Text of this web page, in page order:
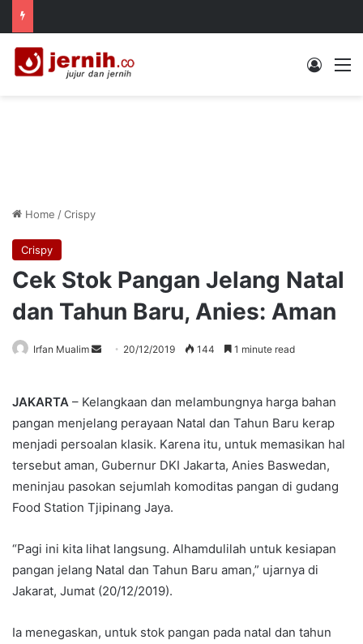
Log In
Home /Crispy
Crispy
Cek Stok Pangan Jelang Natal
dan Tahun Baru, Anies: Aman
Irfan Mualim
Send 20/12/2019 144 1 minute read
JAKARTA – Kelangkaan dan melambungnya harga bahan
pangan menjelang perayaan Natal dan Tahun Baru kerap
menjadi persoalan klasik. Karena itu, untuk memasikan hal
tersebut aman, Gubernur DKI Jakarta, Anies Baswedan,
meninjau pasokan sejumlah komoditas pangan di gudang
Food Station Tjipinang Jaya.
“Pagi ini kita lihat langsung. Alhamdulilah untuk kesiapan
pangan jelang Natal dan Tahun Baru aman,” ujarnya di
Jakarat, Jumat (20/12/2019).
Ia menegaskan, untuk stok pangan pada natal dan tahun